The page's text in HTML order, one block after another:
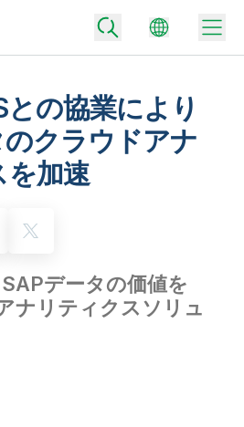
ナーとの連携
分析の価値を最大化
信頼できるデータを迅速に提供し、よりスマー
ミナー
の協業により
クラウドアナ
を加速
データの価値を
ナリティクスソリュ